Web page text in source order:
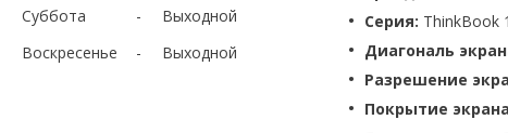
Суббота
Выходной
Воскресенье
Выходной
Серия: ThinkBook
Диагональ
Разрешение
Покрытие